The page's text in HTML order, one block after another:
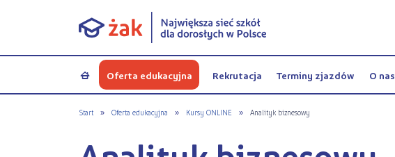
a Oferta edukacyjna Rekrutacja Terminy zjazdów O nas
Start » Oferta edukacyjna » Kursy ONLINE » Analityk biznesowy